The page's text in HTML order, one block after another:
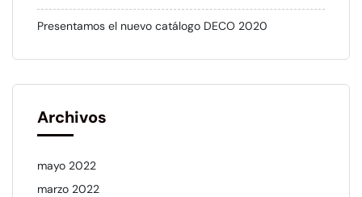
Presentamos el nuevo catálogo DECO 2020
Archivos
mayo 2022
marzo 2022